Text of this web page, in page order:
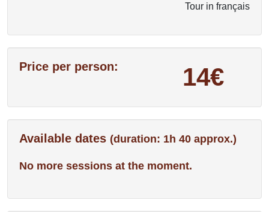
Tour in français
Price per person: 14€
Available dates (duration: 1h 40 approx.)
No more sessions at the moment.